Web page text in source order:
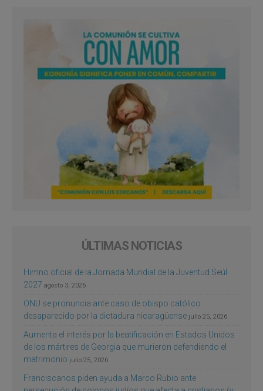
ÚLTIMAS NOTICIAS
Himno oficial de la Jornada Mundial de la Juventud Seúl
2027 agosto 3, 2026
ONU se pronuncia ante caso de obispo católico
desaparecido por la dictadura nicaragüense julio 25, 2026
Aumenta el interés por la beatificación en Estados Unidos
de los mártires de Georgia que murieron defendiendo el
matrimonio julio 25, 2026
Franciscanos piden ayuda a Marco Rubio ante